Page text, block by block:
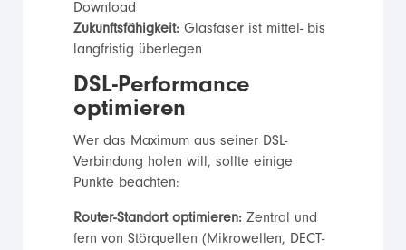
Download
Zukunftsfähigkeit:Glasfaser ist mittel- bis
langfristig überlegen
DSL-Performance
optimieren
Wer das Maximum aus seiner DSL-
Verbindung holen will, sollte einige
Punkte beachten:
Router-Standort optimieren:Zentral und
fern von Störquellen (Mikrowellen, DECT-